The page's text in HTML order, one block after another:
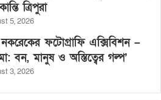
ত্রিপুরা
5, 2026
ফটোগ্রাফি এক্সিবিশন –
বন, মানুষ ও অস্তিত্বের গল্প’
3, 2026